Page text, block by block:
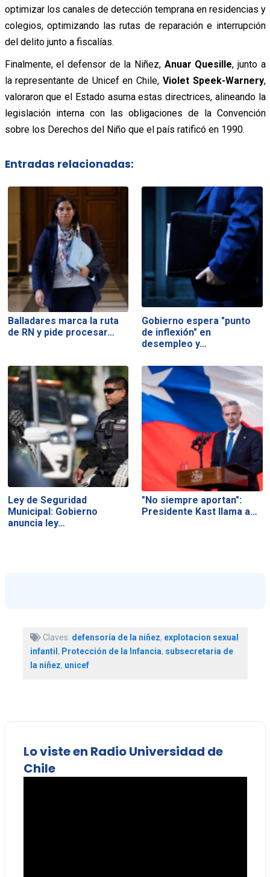
optimizar los canales de detección temprana en residencias y
colegios, optimizando las rutas de reparación e interrupción
del delito junto a fiscalías.
Finalmente, el defensor de la Niñez, Anuar Quesille, junto a
la representante de Unicef en Chile, Violet Speek-Warnery,
valoraron que el Estado asuma estas directrices, alineando la
legislación interna con las obligaciones de la Convención
sobre los Derechos del Niño que el país ratificó en 1990.
Entradas relacionadas:
Balladares marca la ruta
de RN y pide procesar…
Gobierno espera "punto
de inflexión" en
desempleo y…
Ley de Seguridad
Municipal: Gobierno
anuncia ley…
"No siempre aportan":
Presidente Kast llama a…
Claves: defensoría de la niñez, explotacion sexual
infantil, Protección de la Infancia, subsecretaria de
la niñez, unicef
Lo viste en Radio Universidad de
Chile